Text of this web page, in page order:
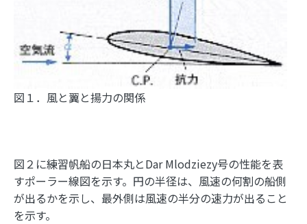
図１．風と翼と揚力の関係
図２に練習帆船の日本丸とDar Mlodziezy号の性能を表
すポーラー線図を示す。円の半径は、風速の何割の船側
が出るかを示し、最外側は風速の半分の速力が出ること
を示す。